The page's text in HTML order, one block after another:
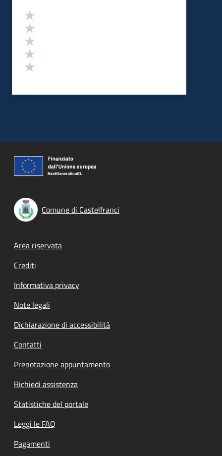
Valutazione
Comune di Castelfranci
Footer menu
Area riservata
Crediti
Informativa privacy
Note legali
Dichiarazione di accessibilità
Contatti
Prenotazione appuntamento
Richiedi assistenza
Statistiche del portale
Leggi le FAQ
Pagamenti